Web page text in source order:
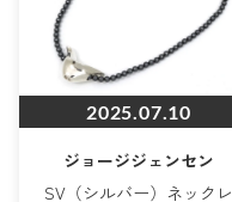
2025.07.10
ジョージジェンセン
SV（シルバー）ネックレ